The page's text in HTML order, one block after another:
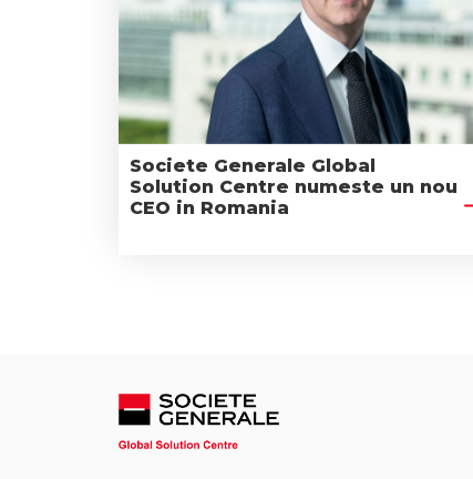
Societe Generale Global
Solution Centre numeste un nou
CEO in Romania